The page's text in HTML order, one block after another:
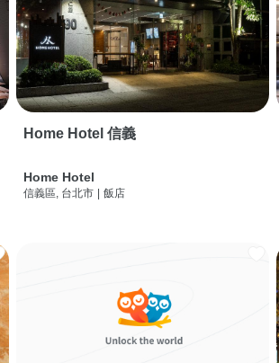
Home Hotel 信義
Home Hotel
信義區, 台北市 飯店